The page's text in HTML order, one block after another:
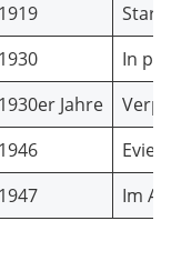
1919
1930
In
1930er Jahre
1946
Evie
1947 Im